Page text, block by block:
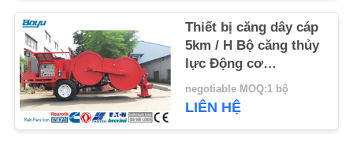
YÊU
CẦU
BÁO
GIÁ
Thiết bị căng dây cáp
5km / H Bộ căng thủy
lực Động cơ
Cummins 4BT3.9-
C105
negotiable MOQ:1 bộ
LIÊN HỆ